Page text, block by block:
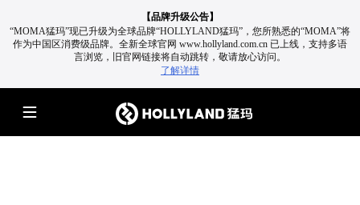
【品牌升级公告】
“MOMA猛玛”现已升级为全球品牌“HOLLYLAND猛玛”，您所熟悉的“MOMA”将
作为中国区消费级品牌。 全新全球官网 www.hollyland.com.cn 已上线，支持多语
言浏览，旧官网链接将自动跳转，敬请放心访问。
了解详情